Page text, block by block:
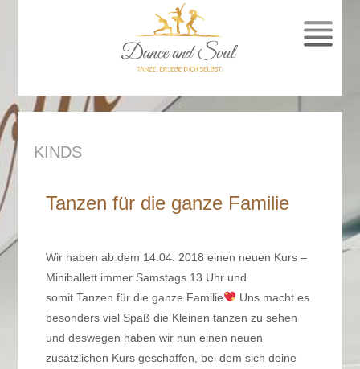
SPRUNG
KINDS
Tanzen für die ganze Familie
Wir haben ab dem 14.04. 2018 einen neuen Kurs –
Miniballett immer Samstags 13 Uhr und
somit Tanzen für die ganze Familie
Uns macht es
besonders viel Spaß die Kleinen tanzen zu sehen
und deswegen haben wir nun einen neuen
zusätzlichen Kurs geschaffen, bei dem sich deine